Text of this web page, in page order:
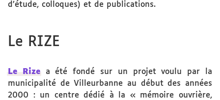
d’étude, colloques) et de publications.
Le RIZE
Le Rizea été fondé sur un projet voulu par la
municipalité de Villeurbanne au début des années
2000 : un centre dédié à la « mémoire ouvrière,